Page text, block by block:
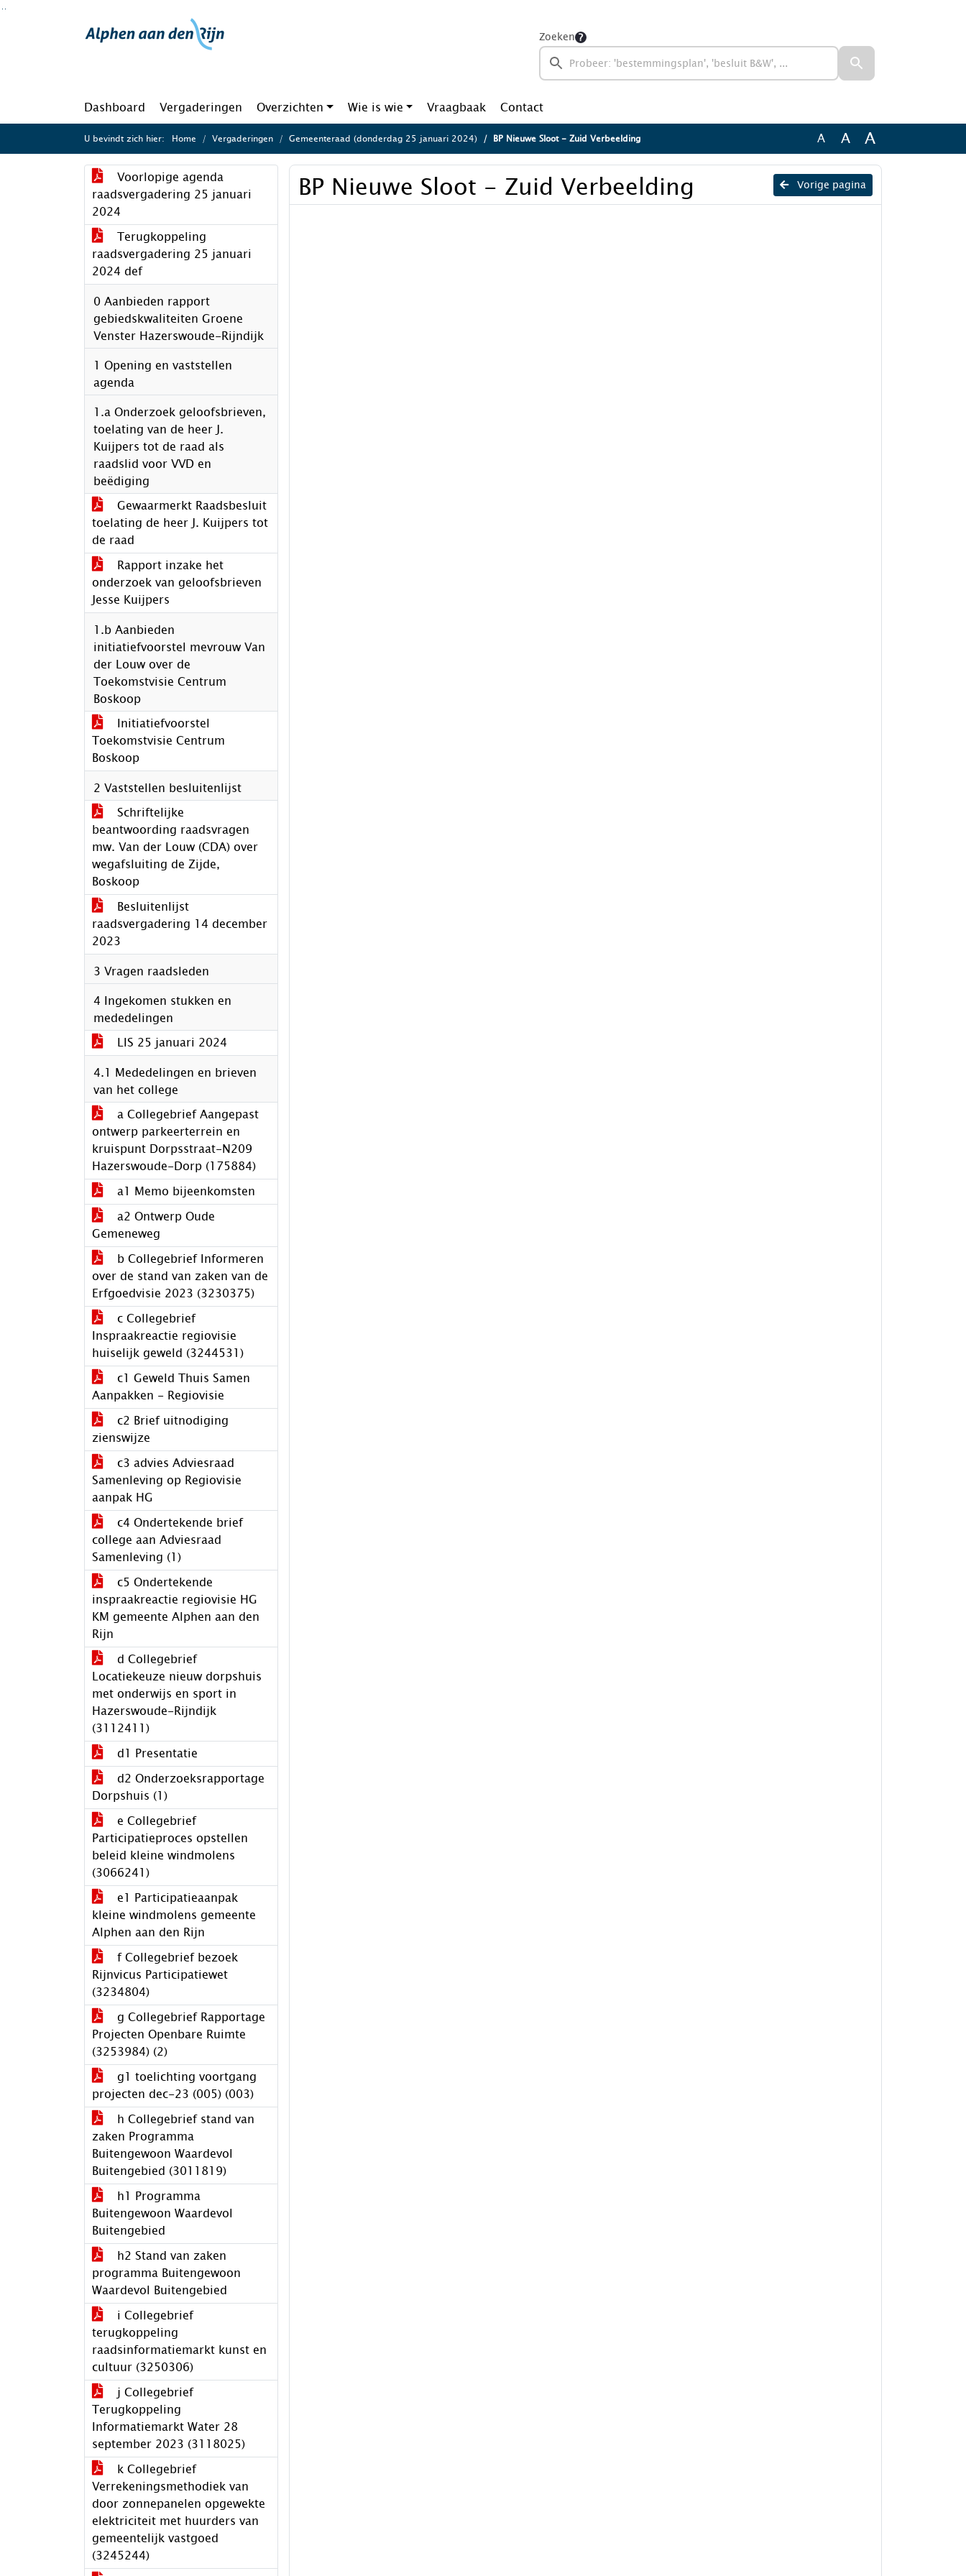
Ga naar de inhoud van deze pagina
Zoeken
Dashboard Vergaderingen Overzichten Wie is wie Vraagbaak Contact
U bevindt zich hier: Home Vergaderingen Gemeenteraad (donderdag 25 januari 2024) BP Nieuwe Sloot - Zuid Verbeelding A A A
Voorlopige agenda
raadsvergadering 25 januari
2024
Terugkoppeling
raadsvergadering 25 januari
2024 def
0 Aanbieden rapport
gebiedskwaliteiten Groene
Venster Hazerswoude-Rijndijk
1 Opening en vaststellen
agenda
1.a Onderzoek geloofsbrieven,
toelating van de heer J.
Kuijpers tot de raad als
raadslid voor VVD en
beëdiging
Gewaarmerkt Raadsbesluit
toelating de heer J. Kuijpers tot
de raad
Rapport inzake het
onderzoek van geloofsbrieven
Jesse Kuijpers
1.b Aanbieden
initiatiefvoorstel mevrouw Van
der Louw over de
Toekomstvisie Centrum
Boskoop
Initiatiefvoorstel
Toekomstvisie Centrum
Boskoop
2 Vaststellen besluitenlijst
Schriftelijke
beantwoording raadsvragen
mw. Van der Louw (CDA) over
wegafsluiting de Zijde,
Boskoop
Besluitenlijst
raadsvergadering 14 december
2023
3 Vragen raadsleden
4 Ingekomen stukken en
mededelingen
LIS 25 januari 2024
4.1 Mededelingen en brieven
van het college
a Collegebrief Aangepast
ontwerp parkeerterrein en
kruispunt Dorpsstraat-N209
Hazerswoude-Dorp (175884)
a1 Memo bijeenkomsten
a2 Ontwerp Oude
Gemeneweg
b Collegebrief Informeren
over de stand van zaken van de
Erfgoedvisie 2023 (3230375)
c Collegebrief
Inspraakreactie regiovisie
huiselijk geweld (3244531)
c1 Geweld Thuis Samen
Aanpakken - Regiovisie
c2 Brief uitnodiging
zienswijze
c3 advies Adviesraad
Samenleving op Regiovisie
aanpak HG
c4 Ondertekende brief
college aan Adviesraad
Samenleving (1)
c5 Ondertekende
inspraakreactie regiovisie HG
KM gemeente Alphen aan den
Rijn
d Collegebrief
Locatiekeuze nieuw dorpshuis
met onderwijs en sport in
Hazerswoude-Rijndijk
(3112411)
d1 Presentatie
d2 Onderzoeksrapportage
Dorpshuis (1)
e Collegebrief
Participatieproces opstellen
beleid kleine windmolens
(3066241)
e1 Participatieaanpak
kleine windmolens gemeente
Alphen aan den Rijn
f Collegebrief bezoek
Rijnvicus Participatiewet
(3234804)
g Collegebrief Rapportage
Projecten Openbare Ruimte
(3253984) (2)
g1 toelichting voortgang
projecten dec-23 (005) (003)
h Collegebrief stand van
zaken Programma
Buitengewoon Waardevol
Buitengebied (3011819)
h1 Programma
Buitengewoon Waardevol
Buitengebied
h2 Stand van zaken
programma Buitengewoon
Waardevol Buitengebied
i Collegebrief
terugkoppeling
raadsinformatiemarkt kunst en
cultuur (3250306)
j Collegebrief
Terugkoppeling
Informatiemarkt Water 28
september 2023 (3118025)
k Collegebrief
Verrekeningsmethodiek van
door zonnepanelen opgewekte
elektriciteit met huurders van
gemeentelijk vastgoed
(3245244)
Vorige pagina
BP Nieuwe Sloot - Zuid Verbeelding